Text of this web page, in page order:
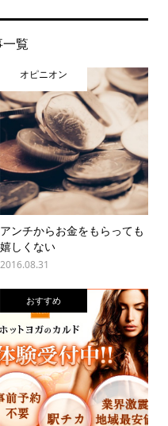
覧
オピニオン
アンチからお金をもらっても
嬉しくない
2016.08.31
おすすめ